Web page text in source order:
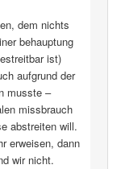
dem nichts
behauptung
ist)
aufgrund der
musste –
missbrauch
abstreiten will.
erweisen, dann
wir nicht.